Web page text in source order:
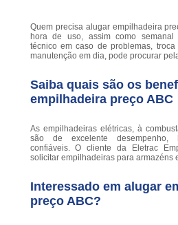
Quem precisa alugar empilhadeira
hora de uso, assim como
técnico em caso de problemas,
manutenção em dia, pode procurar
Saiba quais são os
empilhadeira preço ABC
As empilhadeiras elétricas, à
são de excelente desempenho,
confiáveis. O cliente da Eletrac
solicitar empilhadeiras para armazéns
Interessado em alugar
preço ABC?